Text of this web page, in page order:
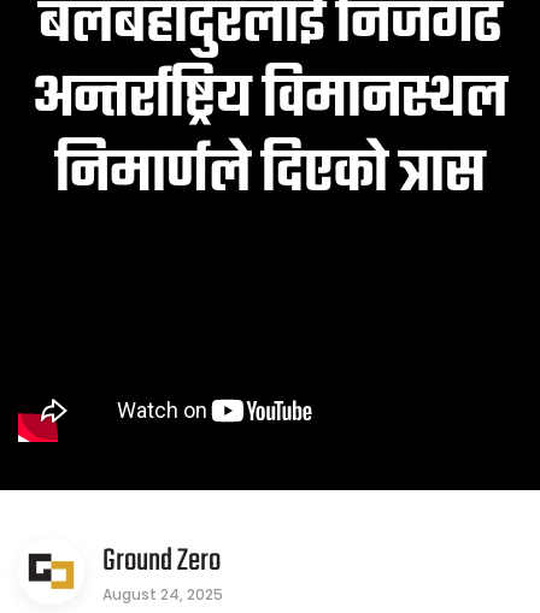
बलबहादुरलाई निजगढ
अन्तर्राष्ट्रिय विमानस्थल
निमार्णले दिएको त्रास
Ground Zero
August 24, 2025